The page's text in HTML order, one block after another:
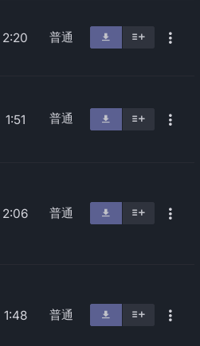
2:20 普通
1:51 普通
2:06 普通
1:48 普通